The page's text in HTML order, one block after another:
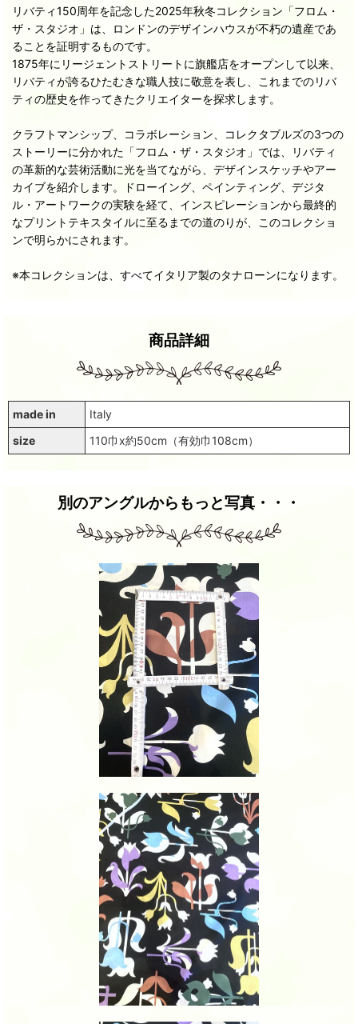
リバティ150周年を記念した2025年秋冬コレクション「フロム・
ザ・スタジオ」は、ロンドンのデザインハウスが不朽の遺産であ
ることを証明するものです。
1875年にリージェントストリートに旗艦店をオープンして以来、
リバティが誇るひたむきな職人技に敬意を表し、これまでのリバ
ティの歴史を作ってきたクリエイターを探求します。
クラフトマンシップ、コラボレーション、コレクタブルズの3つの
ストーリーに分かれた「フロム・ザ・スタジオ」では、リバティ
の革新的な芸術活動に光を当てながら、デザインスケッチやアー
カイブを紹介します。ドローイング、ペインティング、デジタ
ル・アートワークの実験を経て、インスピレーションから最終的
なプリントテキスタイルに至るまでの道のりが、このコレクショ
ンで明らかにされます。
※本コレクションは、すべてイタリア製のタナローンになります。
商品詳細
made in
Italy
size
110巾x約50cm（有効巾108cm）
別のアングルからもっと写真・・・